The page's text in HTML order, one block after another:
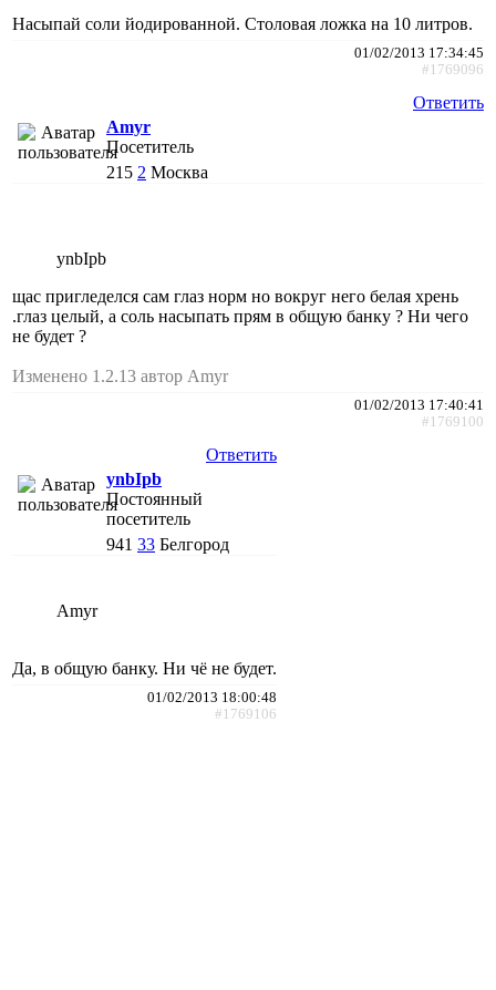
Насыпай соли йодированной. Столовая ложка на 10 литров.
01/02/2013 17:34:45
#1769096
Ответить
Amyr
Посетитель
215 2 Москва
ynbIpb
щас пригледелся сам глаз норм но вокруг него белая хрень
.глаз целый, а соль насыпать прям в общую банку ? Ни чего
не будет ?
Изменено 1.2.13 автор Amyr
01/02/2013 17:40:41
#1769100
Ответить
ynbIpb
Постоянный
посетитель
941 33 Белгород
Amyr
Да, в общую банку. Ни чё не будет.
01/02/2013 18:00:48
#1769106